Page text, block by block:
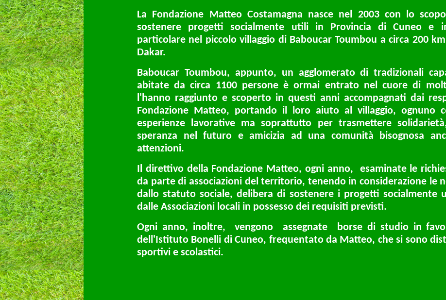
La Fondazione Matteo Costamagna nasce nel 2003 con lo
sostenere progetti socialmente utili in Provincia di Cuneo e
particolare nel piccolo villaggio di Baboucar Toumbou a circa 200
Dakar.
Baboucar Toumbou, appunto, un agglomerato di tradizionali
abitate da circa 1100 persone è ormai entrato nel cuore di
l'hanno raggiunto e scoperto in questi anni accompagnati dai
Fondazione Matteo, portando il loro aiuto al villaggio, ognuno
esperienze lavorative ma soprattutto per trasmettere
speranza nel futuro e amicizia ad una comunità bisognosa
attenzioni.
Il direttivo della Fondazione Matteo, ogni anno, esaminate le
da parte di associazioni del territorio, tenendo in considerazione le
dallo statuto sociale, delibera di sostenere i progetti socialmente
dalle Associazioni locali in possesso dei requisiti previsti.
Ogni anno, inoltre, vengono assegnate borse di studio in
dell'Istituto Bonelli di Cuneo, frequentato da Matteo, che si sono
sportivi e scolastici.